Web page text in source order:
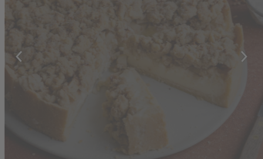
Apfelkuchen mit Pudding